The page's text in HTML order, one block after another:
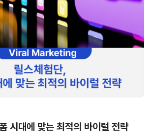
시대에 맞는 최적의 바이럴 전략